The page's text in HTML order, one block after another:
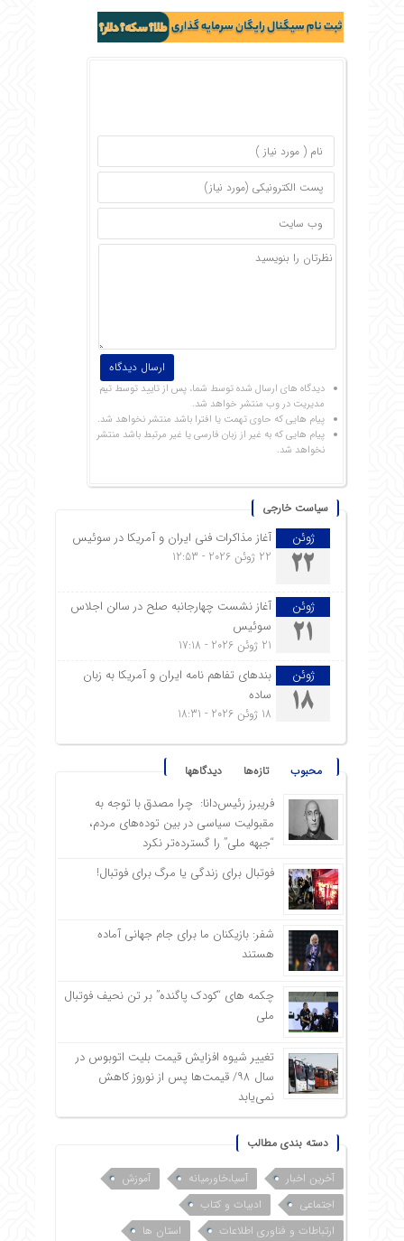
دیدگاه های ارسال شده توسط شما، پس از تایید توسط تیم
مدیریت در وب منتشر خواهد شد.
پیام هایی که حاوی تهمت یا افترا باشد منتشر نخواهد شد.
پیام هایی که به غیر از زبان فارسی یا غیر مرتبط باشد منتشر
نخواهد شد.
سیاست خارجی
ژوئن
22
آغاز مذاکرات فنی ایران و آمریکا در سوئیس
22 ژوئن 2026 - 12:53
ژوئن
21
آغاز نشست چهارجانبه صلح در سالن اجلاس
سوئیس
21 ژوئن 2026 - 17:18
ژوئن
18
بندهای تفاهم نامه ایران و آمریکا به زبان
ساده
18 ژوئن 2026 - 18:31
محبوب تازه‌ها دیدگاهها
فریبرز رئیس‌دانا: چرا مصدق با توجه به
مقبولیت سیاسی در بین توده‌های مردم،
“جبهه ملی” را گسترده‌تر نکرد
فوتبال برای زندگی یا مرگ برای فوتبال!
شفر: بازیکنان ما برای جام جهانی آماده
هستند
چکمه های “کودک پاگنده” بر تن نحیف فوتبال
ملی
تغییر شیوه افزایش قیمت بلیت اتوبوس در
سال ۹۸/ قیمت‌ها پس از نوروز کاهش
نمی‌یابد
دسته بندی مطالب
آخرین اخبار آسیا،خاورمیانه
آموزش
اجتماعی
ادبیات و کتاب
ارتباطات و فناوری اطلاعات
استان ها